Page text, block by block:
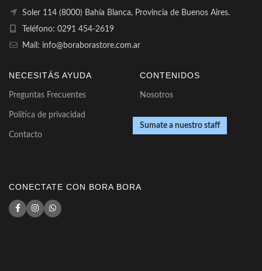
Soler 114 (8000) Bahía Blanca, Provincia de Buenos Aires.
Teléfono: 0291 454-2619
Mail: info@boraborastore.com.ar
NECESITÁS AYUDA
Preguntas Frecuentes
Política de privacidad
Contacto
CONTENIDOS
Nosotros
Sumate a nuestro staff
CONECTATE CON BORA BORA